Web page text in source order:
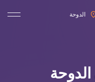
الدوحة
الدوحة